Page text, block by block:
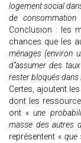
logement social
de
Conclusion : les
chances que les
ménages (environ
d’’assumer des
rester bloqués dans
Certes, ajoutent
dont les
ont « une
masse des autres
représentent «que